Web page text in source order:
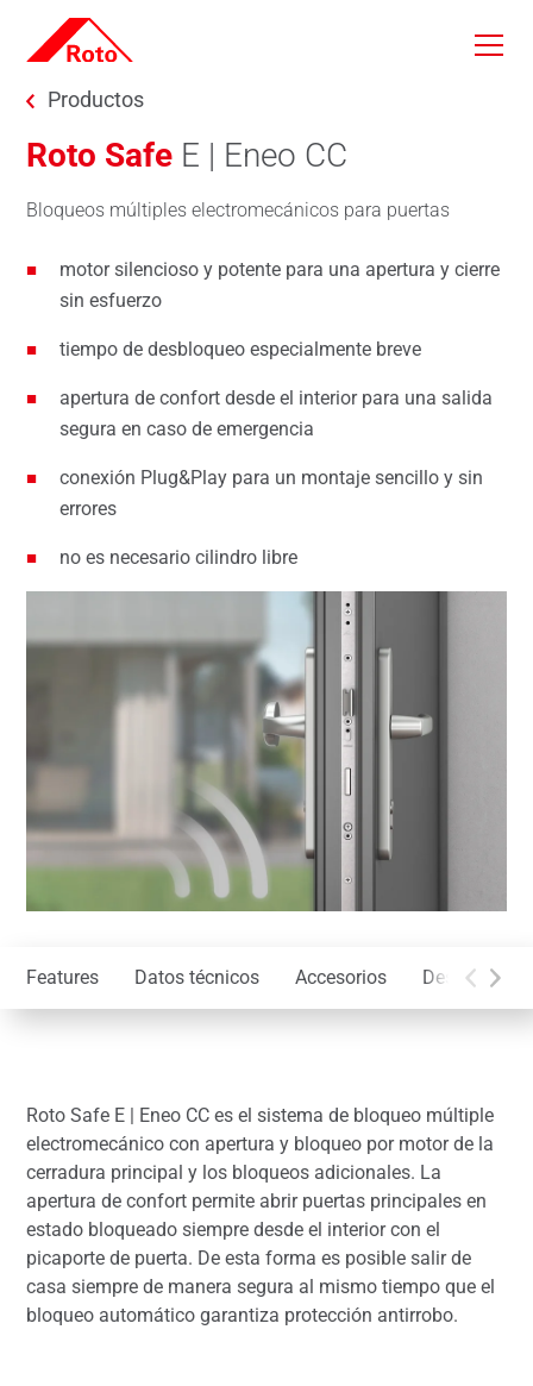
Skip to main content
You are here:
Productos
Roto Safe E | Eneo CC
Bloqueos múltiples electromecánicos para puertas
motor silencioso y potente para una apertura y cierre
sin esfuerzo
tiempo de desbloqueo especialmente breve
apertura de confort desde el interior para una salida
segura en caso de emergencia
conexión Plug&Play para un montaje sencillo y sin
errores
no es necesario cilindro libre
Features Datos técnicos Accesorios Descargas
Roto Safe E | Eneo CC es el sistema de bloqueo múltiple
electromecánico con apertura y bloqueo por motor de la
cerradura principal y los bloqueos adicionales. La
apertura de confort permite abrir puertas principales en
estado bloqueado siempre desde el interior con el
picaporte de puerta. De esta forma es posible salir de
casa siempre de manera segura al mismo tiempo que el
bloqueo automático garantiza protección antirrobo.